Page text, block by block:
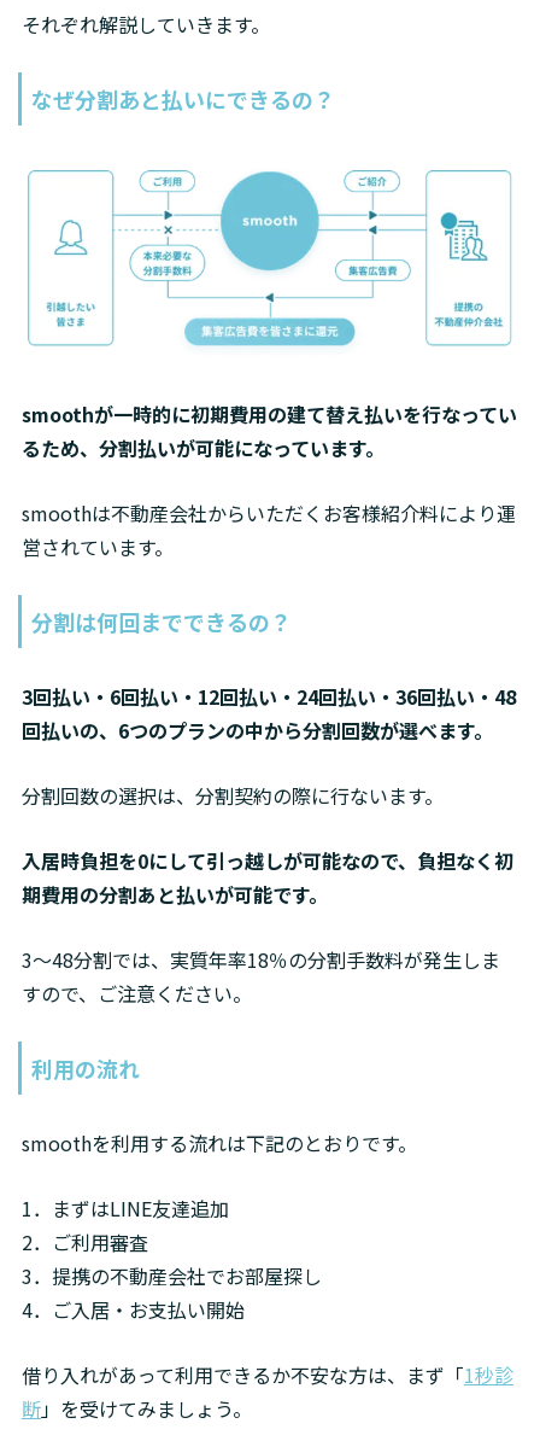
それぞれ解説していきます。
なぜ分割あと払いにできるの？
smoothが一時的に初期費用の建て替え払いを行なってい
るため、分割払いが可能になっています。
smoothは不動産会社からいただくお客様紹介料により運
営されています。
分割は何回までできるの？
3回払い・6回払い・12回払い・24回払い・36回払い・48
回払いの、6つのプランの中から分割回数が選べます。
分割回数の選択は、分割契約の際に行ないます。
入居時負担を0にして引っ越しが可能なので、負担なく初
期費用の分割あと払いが可能です。
3〜48分割では、実質年率18％の分割手数料が発生しま
すので、ご注意ください。
利用の流れ
smoothを利用する流れは下記のとおりです。
1．まずはLINE友達追加
2．ご利用審査
3．提携の不動産会社でお部屋探し
4．ご入居・お支払い開始
借り入れがあって利用できるか不安な方は、まず「1秒診
断」を受けてみましょう。